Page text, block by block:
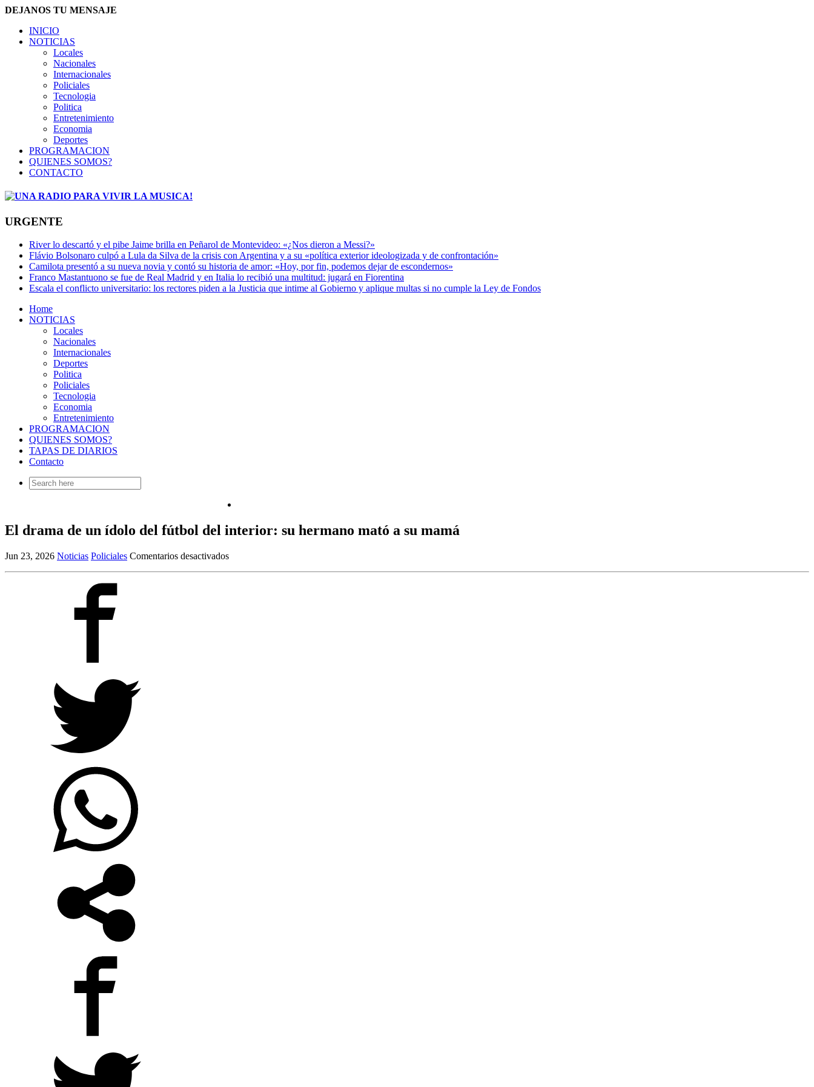
DEJANOS TU MENSAJE
INICIO
NOTICIAS
Locales
Nacionales
Internacionales
Policiales
Tecnologia
Politica
Entretenimiento
Economia
Deportes
PROGRAMACION
QUIENES SOMOS?
CONTACTO
URGENTE
River lo descartó y el pibe Jaime brilla en Peñarol de Montevideo: «¿Nos dieron a Messi?»
Flávio Bolsonaro culpó a Lula da Silva de la crisis con Argentina y a su «política exterior ideologizada y de confrontación»
Camilota presentó a su nueva novia y contó su historia de amor: «Hoy, por fin, podemos dejar de escondernos»
Franco Mastantuono se fue de Real Madrid y en Italia lo recibió una multitud: jugará en Fiorentina
Escala el conflicto universitario: los rectores piden a la Justicia que intime al Gobierno y aplique multas si no cumple la Ley de Fondos
Home
NOTICIAS
Locales
Nacionales
Internacionales
Deportes
Politica
Policiales
Tecnologia
Economia
Entretenimiento
PROGRAMACION
QUIENES SOMOS?
TAPAS DE DIARIOS
Contacto
Search
for:
El drama de un ídolo del fútbol del interior: su hermano mató a su mamá
Jun 23, 2026 Noticias Policiales Comentarios desactivadosen